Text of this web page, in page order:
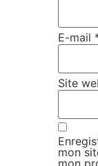
E-mail
Site
mon